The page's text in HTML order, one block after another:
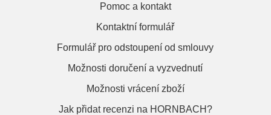
Pomoc a kontakt
Kontaktní formulář
Formulář pro odstoupení od smlouvy
Možnosti doručení a vyzvednutí
Možnosti vrácení zboží
Jak přidat recenzi na HORNBACH?